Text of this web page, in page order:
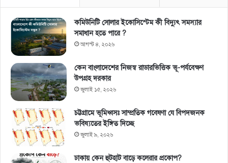
কমিউনিটি সোলার ইকোসিস্টেম কী বিদ্যুৎ সমস্যার
সমাধান হতে পারে ?
আগস্ট ৪, ২০২৬
কেন বাংলাদেশের নিজস্ব রাডারভিত্তিক ভূ-পর্যবেক্ষণ
উপগ্রহ দরকার
জুলাই ১৫, ২০২৬
চট্টগ্রামে ভূমিধ্বসঃ সাম্প্রতিক গবেষণা যে বিপদজনক
ভবিষ্যতের ইঙ্গিত দিচ্ছে
জুলাই ৯, ২০২৬
ঢাকায় কেন হুটহাট বাড়ে কলেরার প্রকোপ?